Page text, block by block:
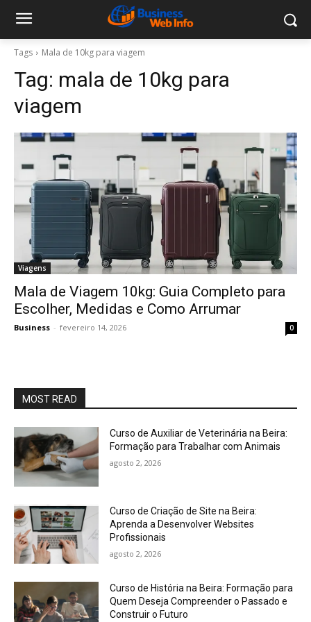
Tags Mala de 10kg para viagem
Tag: mala de 10kg para
viagem
Viagens
Mala de Viagem 10kg: Guia Completo para
Escolher, Medidas e Como Arrumar
Business - fevereiro 14, 2026 0
MOST READ
Curso de Auxiliar de Veterinária na Beira:
Formação para Trabalhar com Animais
agosto 2, 2026
Curso de Criação de Site na Beira:
Aprenda a Desenvolver Websites
Profissionais
agosto 2, 2026
Curso de História na Beira: Formação para
Quem Deseja Compreender o Passado e
Construir o Futuro